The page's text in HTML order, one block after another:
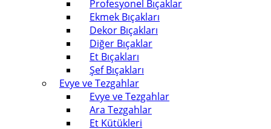
Profesyonel Bıçaklar
Ekmek Bıçakları
Dekor Bıçakları
Diğer Bıçaklar
Et Bıçakları
Şef Bıçakları
Evye ve Tezgahlar
Evye ve Tezgahlar
Ara Tezgahlar
Et Kütükleri